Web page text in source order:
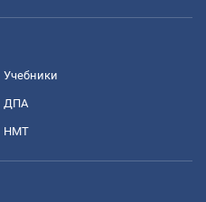
Учебники
ДПА
НМТ